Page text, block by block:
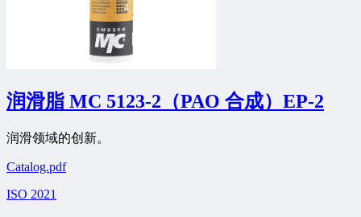
润滑脂 МС 5123-2（PAO 合成）EP-2
润滑领域的创新。
Catalog.pdf
ISO 2021